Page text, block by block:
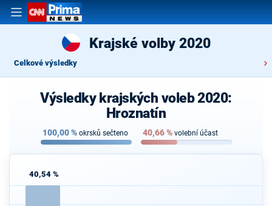
Krajské volby 2020
Celkové výsledky
Výsledky krajských voleb 2020:
Hroznatín
100,00% okrsků sečteno 40,66% volební účast
40,54 %